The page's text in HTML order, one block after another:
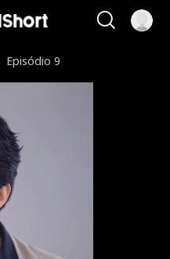
Episódio 9